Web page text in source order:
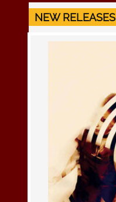
NEW RELEASES